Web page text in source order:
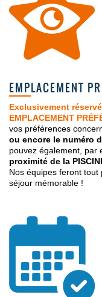
EMPLACEMENT
Exclusivement
EMPLACEMENT
vos préférences
ou encore le numéro
pouvez également, par
proximité de la
Nos équipes feront
séjour mémorable !